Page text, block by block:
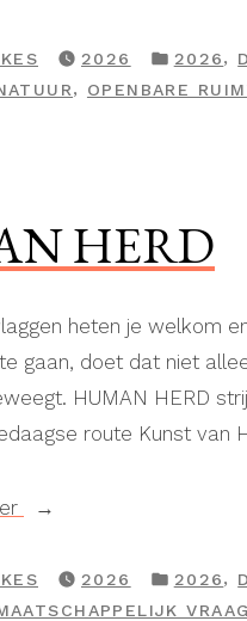
2026
IN
2026,
, OPENBARE
HERD
heten je welkom
gaan, doet dat niet
HUMAN HERD
route Kunst van
“HUMAN
2026
IN
2026,